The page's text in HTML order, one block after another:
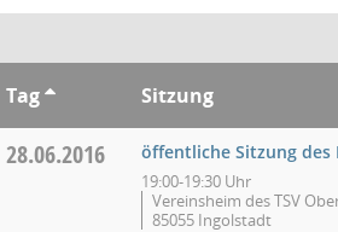
Tag Sitzung
28.06.2016 öffentliche Sitzung des
19:00-19:30 Uhr
Vereinsheim des TSV
85055 Ingolstadt